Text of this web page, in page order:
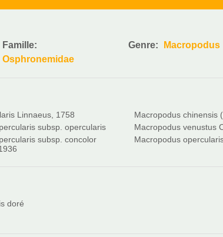
Famille:
Osphronemidae
Genre: Macropodus
Linnaeus, 1758 Macropodus chinensis
subsp. opercularis Macropodus venustus
subsp. concolor
Macropodus
doré